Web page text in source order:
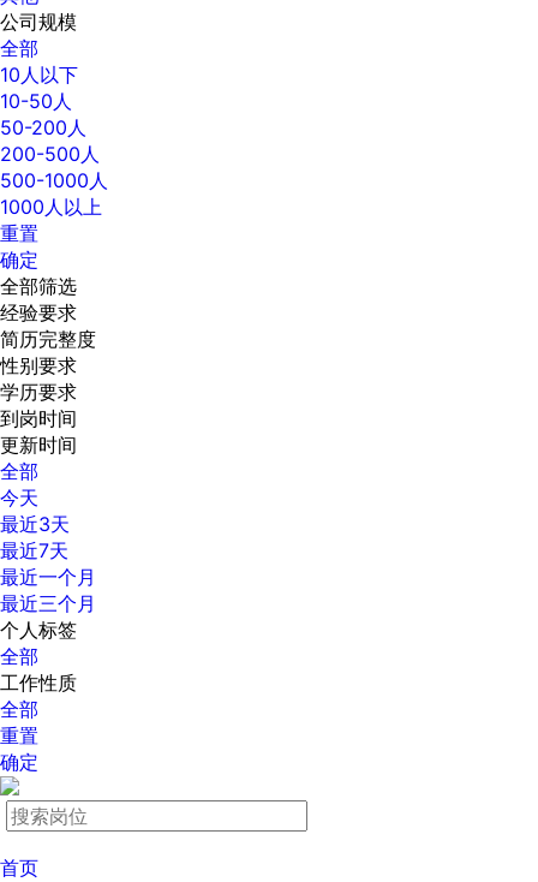
公司规模
全部
10人以下
10-50人
50-200人
200-500人
500-1000人
1000人以上
重置
确定
全部筛选
经验要求
简历完整度
性别要求
学历要求
到岗时间
更新时间
全部
今天
最近3天
最近7天
最近一个月
最近三个月
个人标签
全部
工作性质
全部
重置
确定
首页